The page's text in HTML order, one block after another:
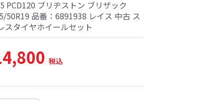
PCD120 ブリヂストン ブリザック
50R19 品番：6891938 レイス 中古 ス
スタイヤホイールセット
税込